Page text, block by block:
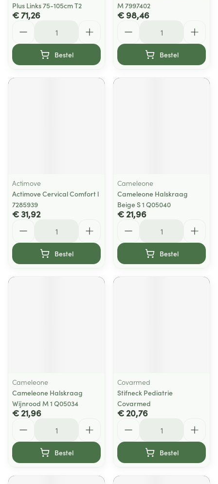
Plus Links 75-105cm T2
€ 71,26
Bestel
M 7997402
€ 98,46
Bestel
Actimove
Actimove Cervical Comfort l
7285939
€ 31,92
Bestel
Cameleone
Cameleone Halskraag
Beige S 1 Q05040
€ 21,96
Bestel
Cameleone
Cameleone Halskraag
Wijnrood M 1 Q05034
€ 21,96
Bestel
Covarmed
Stifneck Pediatrie
Covarmed
€ 20,76
Bestel